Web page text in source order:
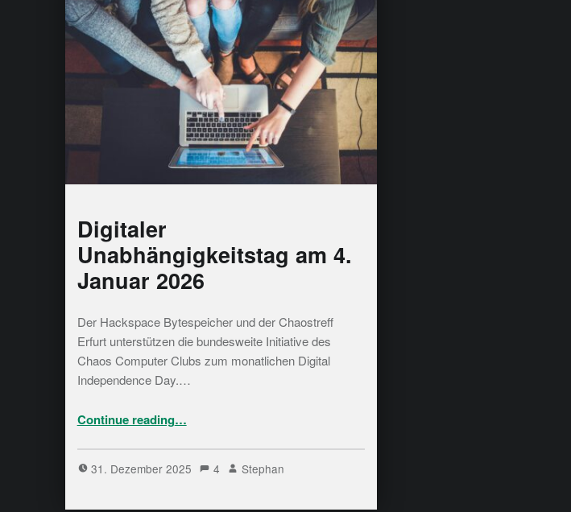
Digitaler
Unabhängigkeitstag am 4.
Januar 2026
Der Hackspace Bytespeicher und der Chaostreff
Erfurt unterstützen die bundesweite Initiative des
Chaos Computer Clubs zum monatlichen Digital
Independence Day.…
Continue reading…
31. Dezember 2025 4 Stephan